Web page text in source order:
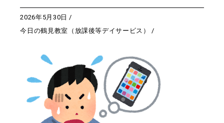
2026年5月30日
今日の鶴見教室（放課後等デイサービス）